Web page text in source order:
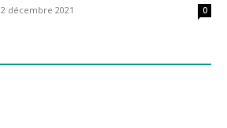
2 décembre 2021 0